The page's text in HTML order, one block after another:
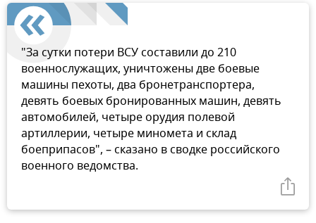
"За сутки потери ВСУ составили до 210
военнослужащих, уничтожены две боевые
машины пехоты, два бронетранспортера,
девять боевых бронированных машин, девять
автомобилей, четыре орудия полевой
артиллерии, четыре миномета и склад
боеприпасов", – сказано в сводке российского
военного ведомства.